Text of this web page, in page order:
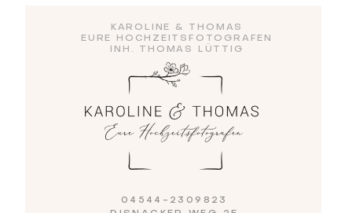
KAROLINE & THOMAS
EURE HOCHZEITSFOTOGRAFEN
INH. THOMAS LÜTTIG
04544-2309823
Blog
Impressum